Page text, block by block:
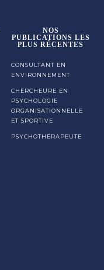
NOS
PUBLICATIONS LES
PLUS RÉCENTES
CONSULTANT EN
ENVIRONNEMENT
CHERCHEURE EN
PSYCHOLOGIE
ORGANISATIONNELLE
ET SPORTIVE
PSYCHOTHÉRAPEUTE